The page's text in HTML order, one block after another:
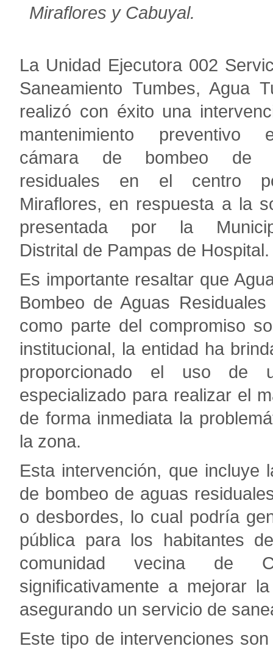
Miraflores y Cabuyal.
La Unidad Ejecutora 002
Saneamiento Tumbes, Agua
realizó con éxito una
mantenimiento
cámara de bombeo de
residuales en el centro
Miraflores, en respuesta a la
presentada por la
Distrital de Pampas de Hospital.
Es importante resaltar que
Bombeo de Aguas
como parte del compromiso
institucional, la entidad ha
proporcionado el uso de
especializado para realizar el
de forma inmediata la
la zona.
Esta intervención, que incluye
de bombeo de aguas
o desbordes, lo cual podría
pública para los habitantes
comunidad vecina de
significativamente a mejorar
asegurando un servicio de
Este tipo de intervenciones